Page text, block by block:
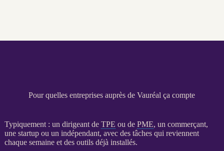
Pour quelles entreprises auprès de Vauréal ça compte
Typiquement : un dirigeant de TPE ou de PME, un commerçant,
une startup ou un indépendant, avec des tâches qui reviennent
chaque semaine et des outils déjà installés.